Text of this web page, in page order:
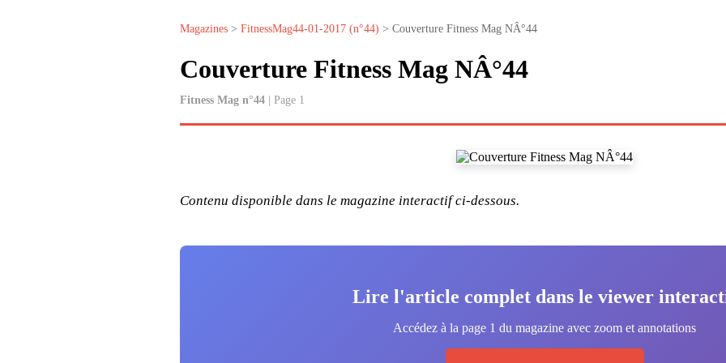
Magazines > FitnessMag44-01-2017 (n°44) > Couverture Fitness Mag NÂ°44
Couverture Fitness Mag NÂ°44
Fitness Mag n°44 | Page 1
Contenu disponible dans le magazine interactif ci-dessous.
Lire l'article complet dans le viewer
Accédez à la page 1 du magazine avec zoom et annotations